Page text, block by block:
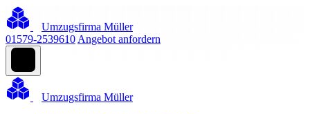
Umzugsfirma Müller
01579-2539610 Angebot anfordern
Umzugsfirma Müller